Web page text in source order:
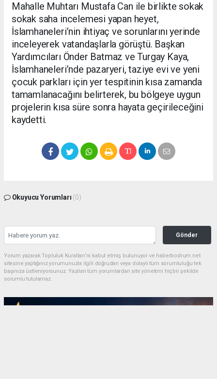
Mahalle Muhtarı Mustafa Can ile birlikte sokak
sokak saha incelemesi yapan heyet,
İslamhaneleri’nin ihtiyaç ve sorunlarını yerinde
inceleyerek vatandaşlarla görüştü. Başkan
Yardımcıları Önder Batmaz ve Turgay Kaya,
İslamhaneleri’nde pazaryeri, taziye evi ve yeni
çocuk parkları için yer tespitinin kısa zamanda
tamamlanacağını belirterek, bu bölgeye uygun
projelerin kısa süre sonra hayata geçirileceğini
kaydetti.
Okuyucu Yorumları (0)
Gönder
Yorum yazarak Topluluk Kuralları’nı kabul etmiş bulunuyor ve haberbodrum.net
sitesine yaptığınız yorumunuzla ilgili doğrudan veya dolaylı tüm sorumluluğu tek
başınıza üstleniyorsunuz. Yazılan tüm yorumlardan site yönetimi hiçbir şekilde
sorumlu tutulamaz.